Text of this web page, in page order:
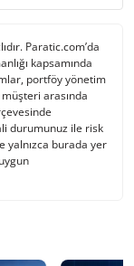
Paratic.com’da
kapsamında
portföy yönetim
arasında
durumunuz ile risk
yalnızca burada yer